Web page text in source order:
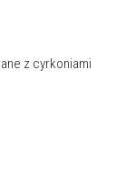
z cyrkoniami